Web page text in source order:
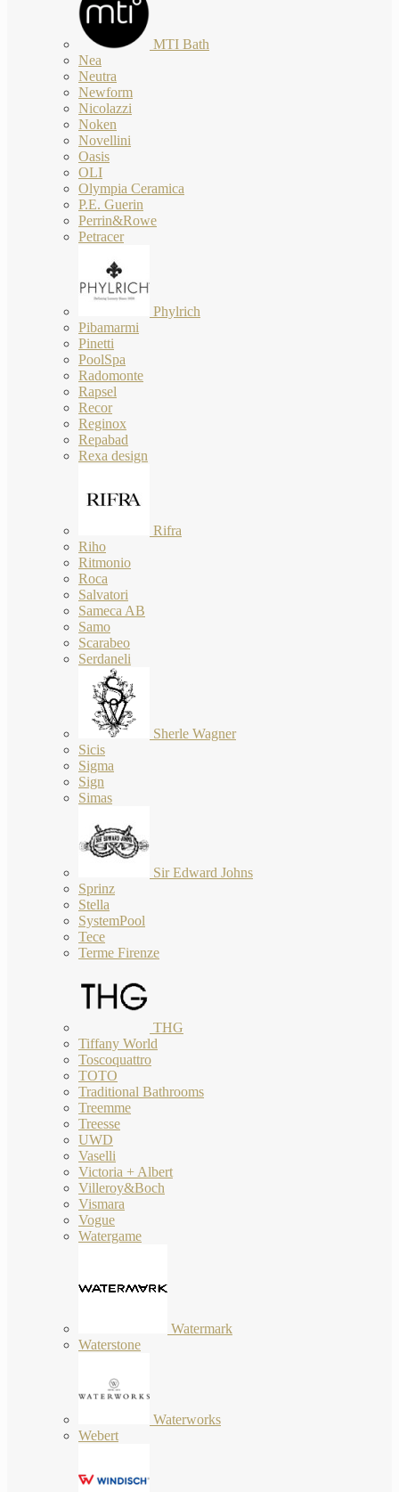
MTI Bath
Nea
Neutra
Newform
Nicolazzi
Noken
Novellini
Oasis
OLI
Olympia Ceramica
P.E. Guerin
Perrin&Rowe
Petracer
Phylrich
Pibamarmi
Pinetti
PoolSpa
Radomonte
Rapsel
Recor
Reginox
Repabad
Rexa design
Rifra
Riho
Ritmonio
Roca
Salvatori
Sameca AB
Samo
Scarabeo
Serdaneli
Sherle Wagner
Sicis
Sigma
Sign
Simas
Sir Edward Johns
Sprinz
Stella
SystemPool
Tece
Terme Firenze
THG
Tiffany World
Toscoquattro
TOTO
Traditional Bathrooms
Treemme
Treesse
UWD
Vaselli
Victoria + Albert
Villeroy&Boch
Vismara
Vogue
Watergame
Watermark
Waterstone
Waterworks
Webert